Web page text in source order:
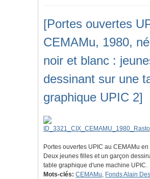
[Portes ouvertes
CEMAMu, 1980,
noir et blanc :
dessinant sur une
graphique UPIC 2]
Portes ouvertes UPIC au CEMAMu
Deux jeunes filles et un garçon
table graphique d'une machine UPIC.
Mots-clés: CEMAMu, Fonds Alain